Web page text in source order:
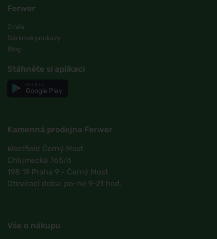
Ferwer
O nás
Dárkové poukazy
Blog
Stáhněte si aplikaci
Google Play
Kamenná prodejna Ferwer
Westfield Černý Most
Chlumecká 765/6
198 19 Praha 9 - Černý Most
Otevírací doba: po-ne 9-21 hod.
Vše o nákupu